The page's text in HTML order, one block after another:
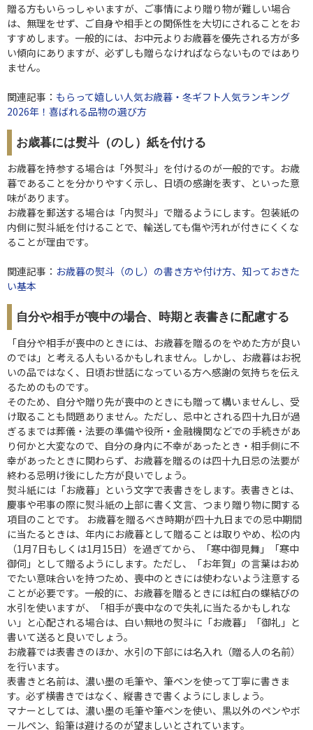
贈る方もいらっしゃいますが、ご事情により贈り物が難しい場合
は、無理をせず、ご自身や相手との関係性を大切にされることをお
すすめします。一般的には、お中元よりお歳暮を優先される方が多
い傾向にありますが、必ずしも贈らなければならないものではあり
ません。
関連記事： もらって嬉しい人気お歳暮・冬ギフト人気ランキング
2026年！喜ばれる品物の選び方
お歳暮には熨斗（のし）紙を付ける
お歳暮を持参する場合は「外熨斗」を付けるのが一般的です。お歳
暮であることを分かりやすく示し、日頃の感謝を表す、といった意
味があります。
お歳暮を郵送する場合は「内熨斗」で贈るようにします。包装紙の
内側に熨斗紙を付けることで、輸送しても傷や汚れが付きにくくな
ることが理由です。
関連記事： お歳暮の熨斗（のし）の書き方や付け方、知っておきた
い基本
自分や相手が喪中の場合、時期と表書きに配慮する
「自分や相手が喪中のときには、お歳暮を贈るのをやめた方が良い
のでは」と考える人もいるかもしれません。しかし、お歳暮はお祝
いの品ではなく、日頃お世話になっている方へ感謝の気持ちを伝え
るためのものです。
そのため、自分や贈り先が喪中のときにも贈って構いませんし、受
け取ることも問題ありません。ただし、忌中とされる四十九日が過
ぎるまでは葬儀・法要の準備や役所・金融機関などでの手続きがあ
り何かと大変なので、自分の身内に不幸があったとき・相手側に不
幸があったときに関わらず、お歳暮を贈るのは四十九日忌の法要が
終わる忌明け後にした方が良いでしょう。
熨斗紙には「お歳暮」という文字で表書きをします。表書きとは、
慶事や弔事の際に熨斗紙の上部に書く文言、つまり贈り物に関する
項目のことです。 お歳暮を贈るべき時期が四十九日までの忌中期間
に当たるときは、年内にお歳暮として贈ることは取りやめ、松の内
（1月7日もしくは1月15日）を過ぎてから、「寒中御見舞」「寒中
御伺」として贈るようにします。ただし、「お年賀」の言葉はおめ
でたい意味合いを持つため、喪中のときには使わないよう注意する
ことが必要です。一般的に、お歳暮を贈るときには紅白の蝶結びの
水引を使いますが、「相手が喪中なので失礼に当たるかもしれな
い」と心配される場合は、白い無地の熨斗に「お歳暮」「御礼」と
書いて送ると良いでしょう。
お歳暮では表書きのほか、水引の下部には名入れ（贈る人の名前）
を行います。
表書きと名前は、濃い墨の毛筆や、筆ペンを使って丁寧に書きま
す。必ず横書きではなく、縦書きで書くようにしましょう。
マナーとしては、濃い墨の毛筆や筆ペンを使い、黒以外のペンやボ
ールペン、鉛筆は避けるのが望ましいとされています。